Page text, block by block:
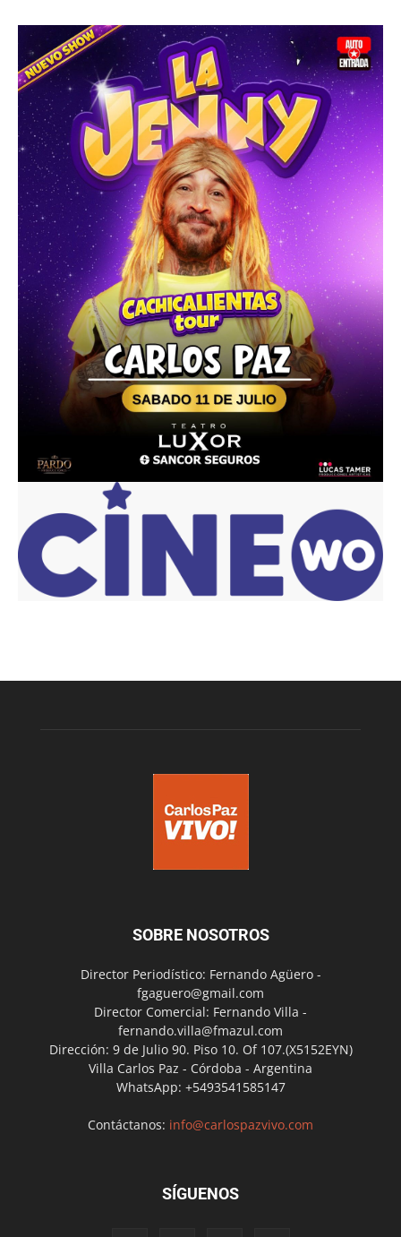
SOBRE NOSOTROS
Director Periodístico: Fernando Agüero -
fgaguero@gmail.com
Director Comercial: Fernando Villa -
fernando.villa@fmazul.com
Dirección: 9 de Julio 90. Piso 10. Of 107.(X5152EYN)
Villa Carlos Paz - Córdoba - Argentina
WhatsApp: +5493541585147
Contáctanos: info@carlospazvivo.com
SÍGUENOS